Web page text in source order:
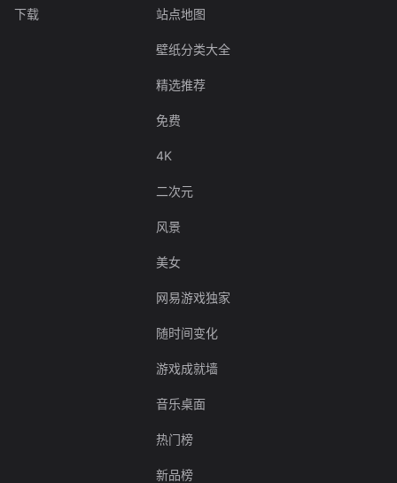
下载 站点地图
壁纸分类大全
精选推荐
免费
4K
二次元
风景
美女
网易游戏独家
随时间变化
游戏成就墙
音乐桌面
热门榜
新品榜